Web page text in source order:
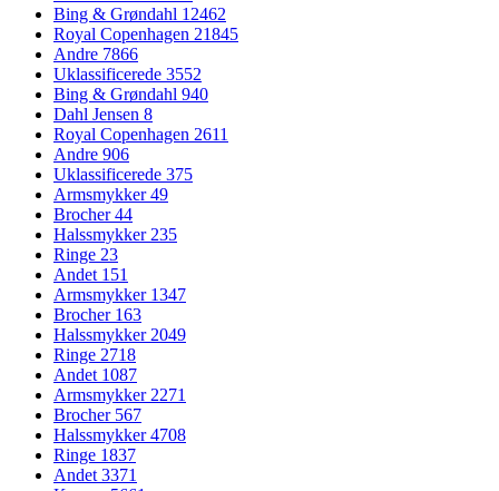
Bing & Grøndahl 12462
Royal Copenhagen 21845
Andre 7866
Uklassificerede 3552
Bing & Grøndahl 940
Dahl Jensen 8
Royal Copenhagen 2611
Andre 906
Uklassificerede 375
Armsmykker49
Brocher44
Halssmykker235
Ringe 23
Andet 151
Armsmykker 1347
Brocher 163
Halssmykker2049
Ringe 2718
Andet 1087
Armsmykker2271
Brocher 567
Halssmykker4708
Ringe 1837
Andet3371